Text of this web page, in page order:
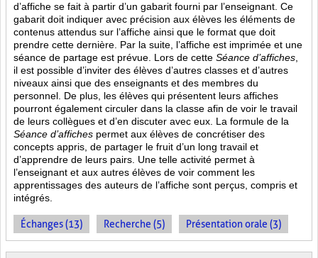
d’affiche se fait à partir d’un gabarit fourni par l’enseignant. Ce
gabarit doit indiquer avec précision aux élèves les éléments de
contenus attendus sur l’affiche ainsi que le format que doit
prendre cette dernière. Par la suite, l’affiche est imprimée et une
séance de partage est prévue. Lors de cette Séance d’affiches
il est possible d’inviter des élèves d’autres classes et d’autres
niveaux ainsi que des enseignants et des membres du
personnel. De plus, les élèves qui présentent leurs affiches
pourront également circuler dans la classe afin de voir le travail
de leurs collègues et d’en discuter avec eux. La formule de la
Séance d’affiches permet aux élèves de concrétiser des
concepts appris, de partager le fruit d’un long travail et
d’apprendre de leurs pairs. Une telle activité permet à
l’enseignant et aux autres élèves de voir comment les
apprentissages des auteurs de l’affiche sont perçus, compris et
intégrés.
Échanges (13) Recherche (5) Présentation orale (3)